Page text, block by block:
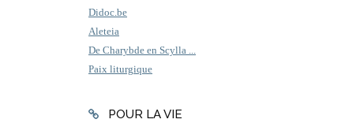
Didoc.be
Aleteia
De Charybde en Scylla ...
Paix liturgique
POUR LA VIE